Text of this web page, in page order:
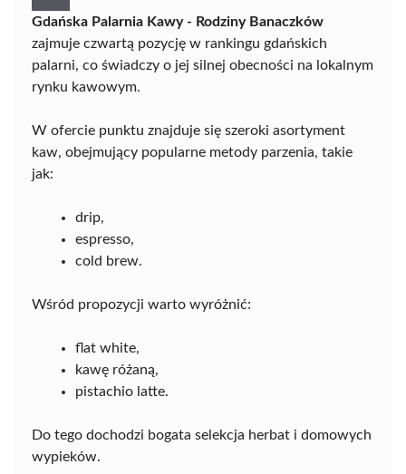
Gdańska Palarnia Kawy - Rodziny Banaczków
zajmuje czwartą pozycję w rankingu gdańskich
palarni, co świadczy o jej silnej obecności na lokalnym
rynku kawowym.
W ofercie punktu znajduje się szeroki asortyment
kaw, obejmujący popularne metody parzenia, takie
jak:
drip,
espresso,
cold brew.
Wśród propozycji warto wyróżnić:
flat white,
kawę różaną,
pistachio latte.
Do tego dochodzi bogata selekcja herbat i domowych
wypieków.